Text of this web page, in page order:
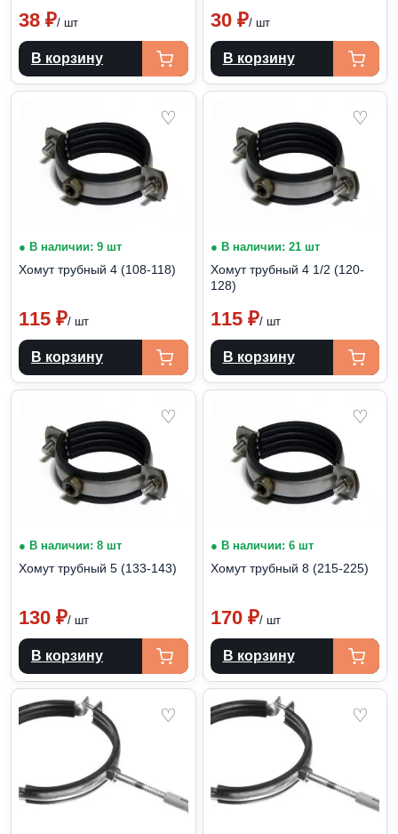
38 ₽/ шт
В корзину
30 ₽/ шт
В корзину
♡
● В наличии: 9 шт
Хомут трубный 4 (108-118)
115 ₽/ шт
В корзину
♡
● В наличии: 21 шт
Хомут трубный 4 1/2 (120-
128)
115 ₽/ шт
В корзину
♡
● В наличии: 8 шт
Хомут трубный 5 (133-143)
130 ₽/ шт
В корзину
♡
● В наличии: 6 шт
Хомут трубный 8 (215-225)
170 ₽/ шт
В корзину
♡ ♡